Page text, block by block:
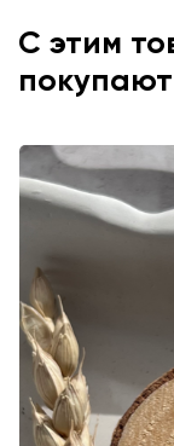
С этим
покупают